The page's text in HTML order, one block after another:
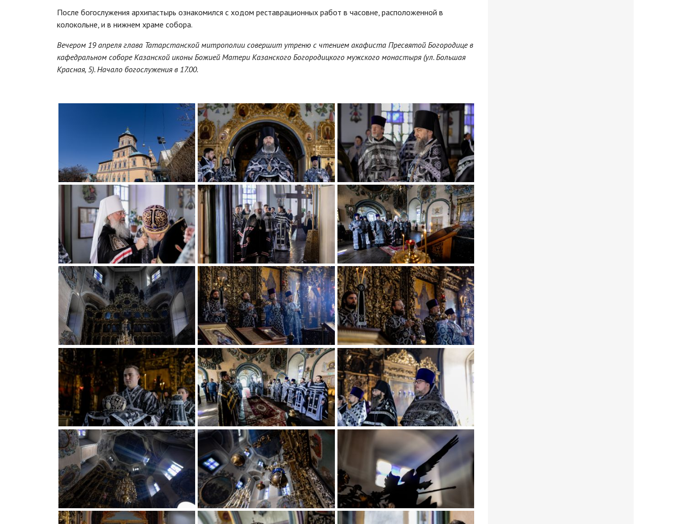
После богослужения архипастырь ознакомился с ходом реставрационных работ в часовне, расположенной в
колокольне, и в нижнем храме собора.
Вечером 19 апреля глава Татарстанской митрополии совершит утреню с чтением акафиста Пресвятой Богородице в
кафедральном соборе Казанской иконы Божией Матери Казанского Богородицкого мужского монастыря (ул. Большая
Красная, 5). Начало богослужения в 17.00.